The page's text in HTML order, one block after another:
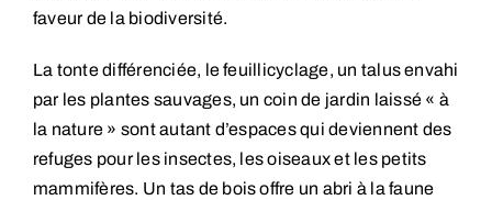
faveur de la biodiversité.
La tonte différenciée, le feuillicyclage, un talus envahi
par les plantes sauvages, un coin de jardin laissé « à
la nature » sont autant d’espaces qui deviennent des
refuges pour les insectes, les oiseaux et les petits
mammifères. Un tas de bois offre un abri à la faune